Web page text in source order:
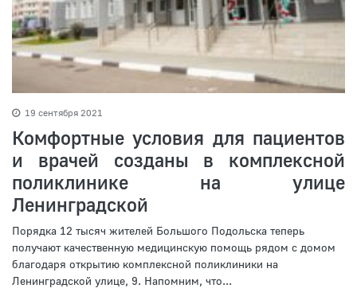
19 сентября 2021
Комфортные условия для пациентов
и врачей созданы в комплексной
поликлинике на улице
Ленинградской
Порядка 12 тысяч жителей Большого Подольска теперь
получают качественную медицинскую помощь рядом с домом
благодаря открытию комплексной поликлиники на
Ленинградской улице, 9. Напомним, что...